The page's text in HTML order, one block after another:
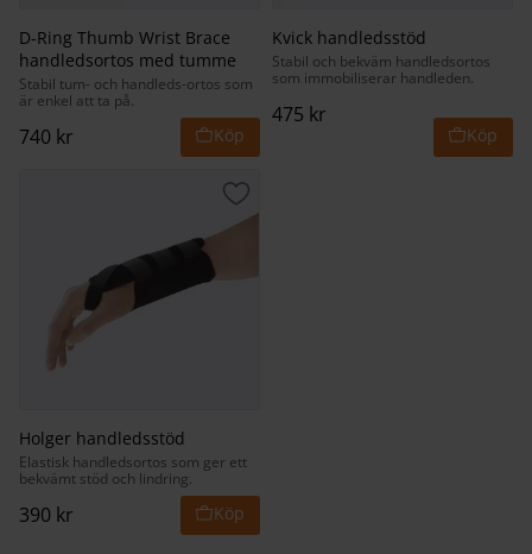
D-Ring Thumb Wrist Brace
handledsortos med tumme
Stabil tum- och handleds-ortos som
är enkel att ta på.
740 kr
Kvick handledsstöd
Stabil och bekväm handledsortos
som immobiliserar handleden.
475 kr
Holger handledsstöd
Elastisk handledsortos som ger ett
bekvämt stöd och lindring.
390 kr
Lägg till i favoriter